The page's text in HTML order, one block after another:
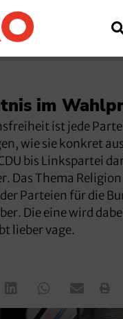
im
ist jede
wie sie konkret
bis Linkspartei
Das Thema
Parteien für die
Die eine wird
lieber vage.